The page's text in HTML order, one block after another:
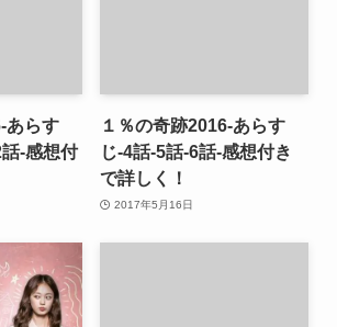
あらす
-感想付
１％の奇跡2016-あらす
じ-4話-5話-6話-感想付き
で詳しく！
2017年5月16日